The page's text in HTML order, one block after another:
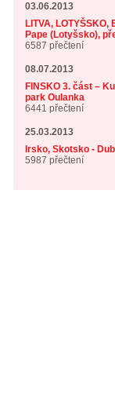
03.06.2013
LITVA, LOTYŠSKO,
Pape (Lotyšsko),
6587 přečtení
08.07.2013
FINSKO 3. část –
park Oulanka
6441 přečtení
25.03.2013
Irsko, Skotsko -
5987 přečtení